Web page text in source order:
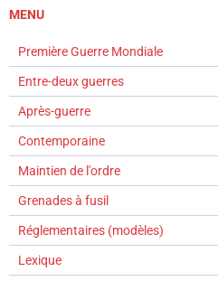
MENU
Première Guerre Mondiale
Entre-deux guerres
Après-guerre
Contemporaine
Maintien de l'ordre
Grenades à fusil
Réglementaires (modèles)
Lexique